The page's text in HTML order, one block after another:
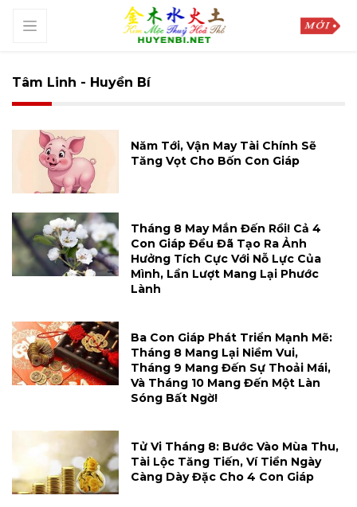
Tâm Linh - Huyền Bí
Năm Tới, Vận May Tài Chính Sẽ
Tăng Vọt Cho Bốn Con Giáp
Tháng 8 May Mắn Đến Rồi! Cả 4
Con Giáp Đều Đã Tạo Ra Ảnh
Hưởng Tích Cực Với Nỗ Lực Của
Mình, Lần Lượt Mang Lại Phước
Lành
Ba Con Giáp Phát Triển Mạnh Mẽ:
Tháng 8 Mang Lại Niềm Vui,
Tháng 9 Mang Đến Sự Thoải Mái,
Và Tháng 10 Mang Đến Một Làn
Sóng Bất Ngờ!
Tử Vi Tháng 8: Bước Vào Mùa Thu,
Tài Lộc Tăng Tiến, Ví Tiền Ngày
Càng Dày Đặc Cho 4 Con Giáp